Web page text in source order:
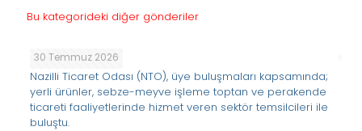
Bu kategorideki diğer gönderiler
30 Temmuz 2026
Nazilli Ticaret Odası (NTO), üye buluşmaları kapsamında;
yerli ürünler, sebze-meyve işleme toptan ve perakende
ticareti faaliyetlerinde hizmet veren sektör temsilcileri ile
buluştu.